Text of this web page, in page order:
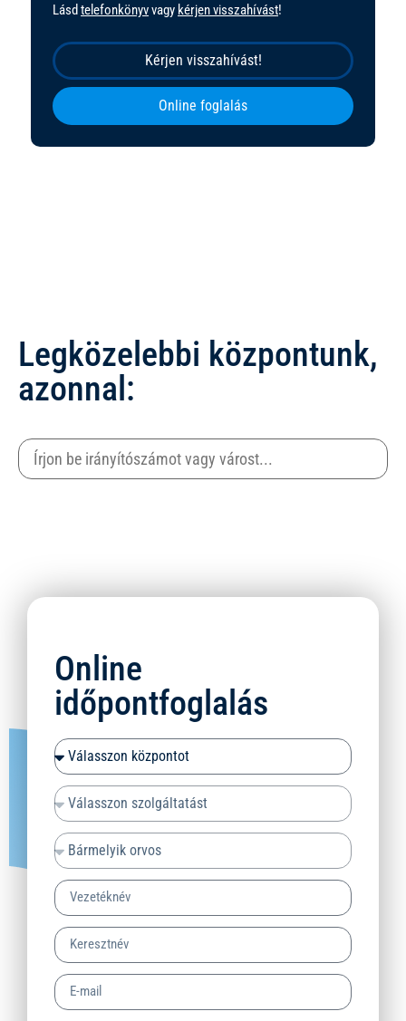
Lásd telefonkönyvvagy kérjen visszahívást!
Kérjen visszahívást!
Online foglalás
Legközelebbi központunk,
azonnal:
Online
időpontfoglalás